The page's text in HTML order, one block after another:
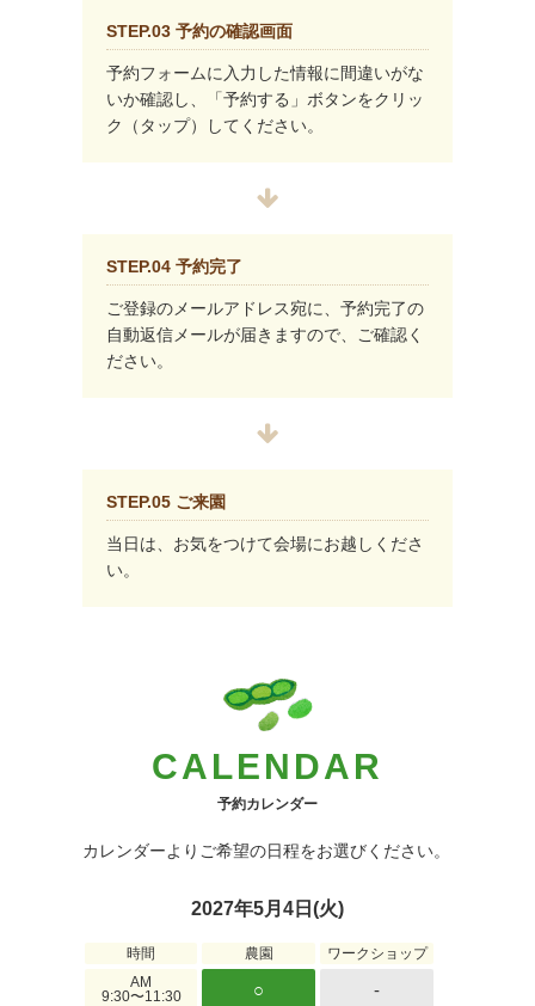
STEP.03 予約の確認画面
予約フォームに入力した情報に間違いがな
いか確認し、「予約する」ボタンをクリッ
ク（タップ）してください。
STEP.04 予約完了
ご登録のメールアドレス宛に、予約完了の
自動返信メールが届きますので、ご確認く
ださい。
STEP.05 ご来園
当日は、お気をつけて会場にお越しくださ
い。
CALENDAR
予約カレンダー
カレンダーよりご希望の日程をお選びください。
2027年5月4日(火)
時間 農園
ワークショップ
AM
9:30〜11:30
○ -